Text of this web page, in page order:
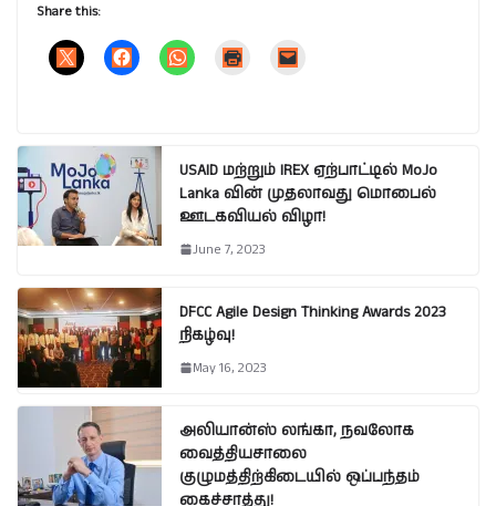
Share this:
USAID மற்றும் IREX ஏற்பாட்டில் MoJo
Lanka வின் முதலாவது மொபைல்
ஊடகவியல் விழா!
June 7, 2023
DFCC Agile Design Thinking Awards 2023
நிகழ்வு!
May 16, 2023
அலியான்ஸ் லங்கா, நவலோக
வைத்தியசாலை
குழுமத்திற்கிடையில் ஒப்பந்தம்
கைச்சாத்து!